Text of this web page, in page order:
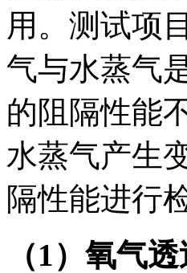
用。测试项
气与水蒸气
的阻隔性能
水蒸气产生
隔性能进行
（1）氧气